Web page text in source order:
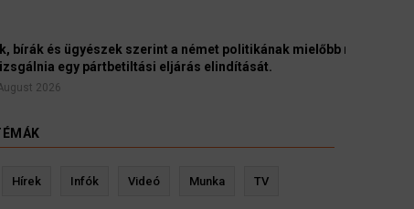
szerint a német politikának mielőbb meg
pártbetiltási eljárás elindítását.
Kevin Ressler biztosítási szakértő
Hírek Infók Videó Munka TV